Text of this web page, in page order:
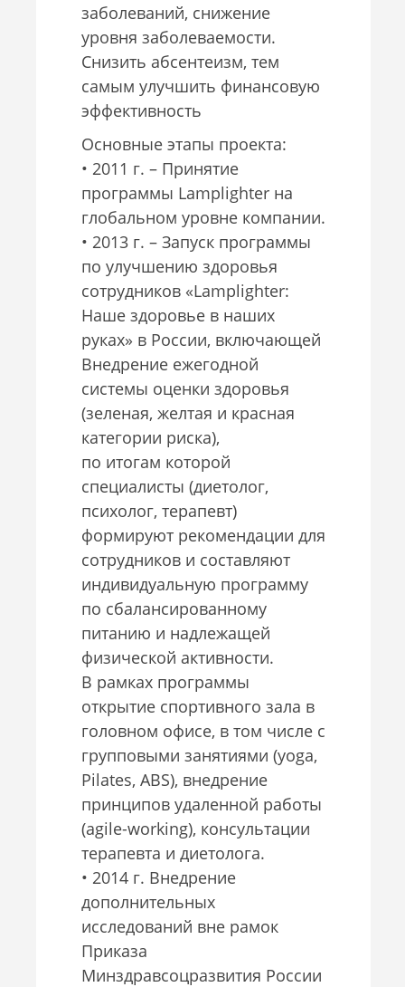
заболеваний, снижение
уровня заболеваемости.
Снизить абсентеизм, тем
самым улучшить финансовую
эффективность
Основные этапы проекта:
• 2011 г. – Принятие
программы Lamplighter на
глобальном уровне компании.
• 2013 г. – Запуск программы
по улучшению здоровья
сотрудников «Lamplighter:
Наше здоровье в наших
руках» в России, включающей
Внедрение ежегодной
системы оценки здоровья
(зеленая, желтая и красная
категории риска),
по итогам которой
специалисты (диетолог,
психолог, терапевт)
формируют рекомендации для
сотрудников и составляют
индивидуальную программу
по сбалансированному
питанию и надлежащей
физической активности.
В рамках программы
открытие спортивного зала в
головном офисе, в том числе с
групповыми занятиями (yoga,
Pilates, ABS), внедрение
принципов удаленной работы
(agile-working), консультации
терапевта и диетолога.
• 2014 г. Внедрение
дополнительных
исследований вне рамок
Приказа
Минздравсоцразвития России